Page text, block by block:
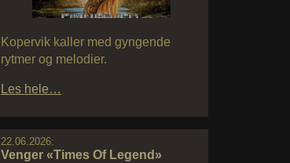
Kopervik kaller med gyngende
rytmer og melodier.
Les hele…
22.06.2026:
Venger «Times Of Legend»